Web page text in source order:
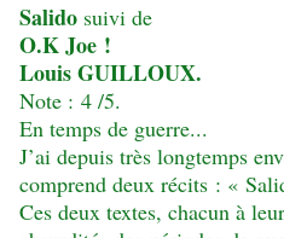
Salido suivi de
O.K Joe !
Louis GUILLOUX.
Note : 4 /5.
En temps de guerre...
J’ai depuis très longtemps
comprend deux récits : «
Ces deux textes, chacun à